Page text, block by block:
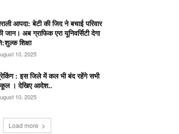
आपदा: बेटी की जिद ने बचाई परिवार
जान। अब ग्राफिक एरा यूनिवर्सिटी देगा
शिक्षा
10, 2025
: इस जिले में कल भी बंद रहेंगे सभी
। देखिए आदेश..
10, 2025
Load more